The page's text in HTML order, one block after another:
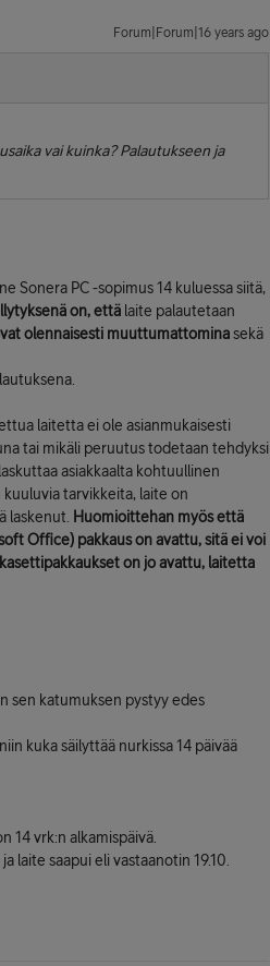
Forum|Forum|16 years ago
vai kuinka? Palautukseen ja
Sonera PC -sopimus 14 kuluessa siitä,
on, että laite palautetaan
olennaisesti muuttumattominasekä
laitetta ei ole asianmukaisesti
tai mikäli peruutus todetaan tehdyksi
asiakkaalta kohtuullinen
tarvikkeita, laite on
laskenut.
Huomioittehan myös että
Office) pakkaus on avattu, sitä ei voi
on jo avattu, laitetta
sen katumuksen pystyy edes
kuka säilyttää nurkissa 14 päivää
14 vrk:n alkamispäivä.
laite saapui eli vastaanotin 19.10.